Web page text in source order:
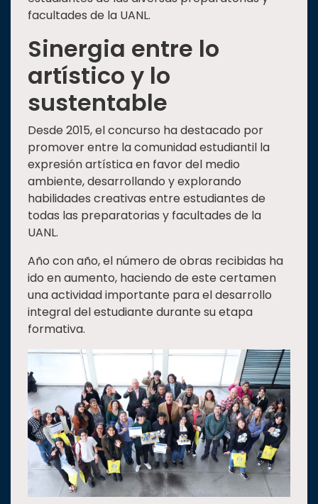
facultades de la UANL.
Sinergia entre lo
artístico y lo
sustentable
Desde 2015, el concurso ha destacado por
promover entre la comunidad estudiantil la
expresión artística en favor del medio
ambiente, desarrollando y explorando
habilidades creativas entre estudiantes de
todas las preparatorias y facultades de la
UANL.
Año con año, el número de obras recibidas ha
ido en aumento, haciendo de este certamen
una actividad importante para el desarrollo
integral del estudiante durante su etapa
formativa.